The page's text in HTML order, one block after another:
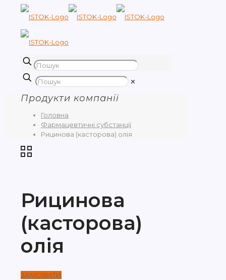
✕
Продукти компанії
Головна
Фармацевтичні субстанції
Рицинова (касторова) олія
Рицинова
(касторова)
олія
ЗАМОВИТИ